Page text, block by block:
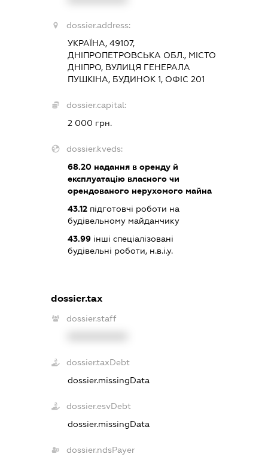
dossier.address:
УКРАЇНА, 49107,
ДНІПРОПЕТРОВСЬКА ОБЛ., МІСТО
ДНІПРО, ВУЛИЦЯ ГЕНЕРАЛА
ПУШКІНА, БУДИНОК 1, ОФІС 201
dossier.capital:
2 000 грн.
dossier.kveds:
68.20надання в оренду й
експлуатацію власного чи
орендованого нерухомого майна
43.12підготовчі роботи на
будівельному майданчику
43.99інші спеціалізовані
будівельні роботи, н.в.і.у.
dossier.tax
dossier.staff
dossier.taxDebt
dossier.missingData
dossier.esvDebt
dossier.missingData
dossier.ndsPayer